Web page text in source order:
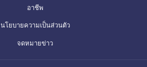
อาชีพ
นโยบายความเป็นส่วนตัว
จดหมายข่าว